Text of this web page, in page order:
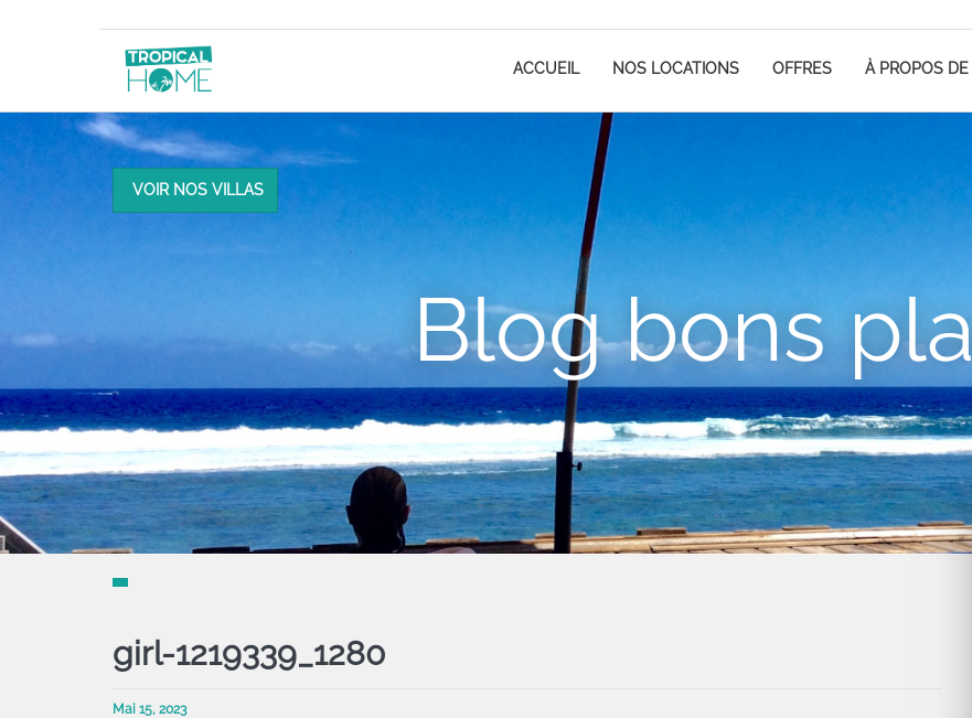
ACCUEIL NOS LOCATIONS OFFRES À PROPOS
VOIR NOS VILLAS
Blog bons
girl-1219339_1280
Mai 15, 2023